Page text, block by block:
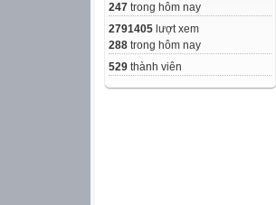
247 trong hôm nay
2791405 lượt xem
288 trong hôm nay
529 thành viên